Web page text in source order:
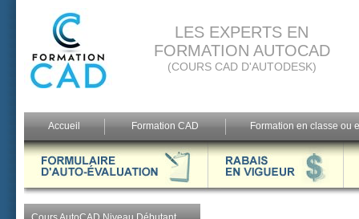
LES EXPERTS EN
FORMATION AUTOCAD
(COURS CAD D'AUTODESK)
Accueil Formation CAD Formation en classe ou